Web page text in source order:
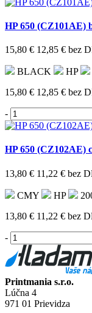
HP 650 (CZ101AE)
15,80 € 12,85 € bez
BLACK HP
15,80 € 12,85 € bez
-
HP 650 (CZ102AE)
13,80 € 11,22 € bez
CMY HP
13,80 € 11,22 € bez
-
Printmania s.r.o.
Lúčna 4
971 01 Prievidza